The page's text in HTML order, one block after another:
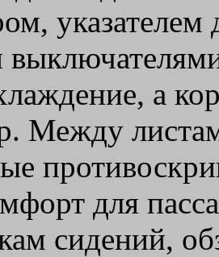
а
Между
для
сидений,